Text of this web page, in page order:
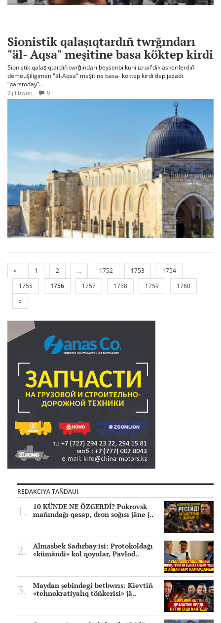
Sionistik qalaşıqtardıñ twrğındarı
"äl- Aqsa" meşitine basa köktep kirdi
Sionistik qalaşıqtardıñ twrğındarı beysenbi küni izrail'dik äskerilerdiñ
demeuşiligimen "äl-Aqsa" meşitine basa- köktep kirdi dep jazadı
“parstoday”..
9 jıl bwrın 0
« 1 2 ... 1752 1753
1754
1755
1756 1757 1758 1759
1760
»
REDAKCIYA TAÑDAUI
10 KÜNDE NE ÖZGERDİ? Pokrovsk
mañındağı qasap, dron soğısı jäne j..
Almasbek Sadırbay isi: Protokoldağı
«kümändi» kol qoyular, Pavlod..
Maydan şebindegi betbwrıs: Kievtiñ
«tehnokratiyalıq töñkerisi» jä..